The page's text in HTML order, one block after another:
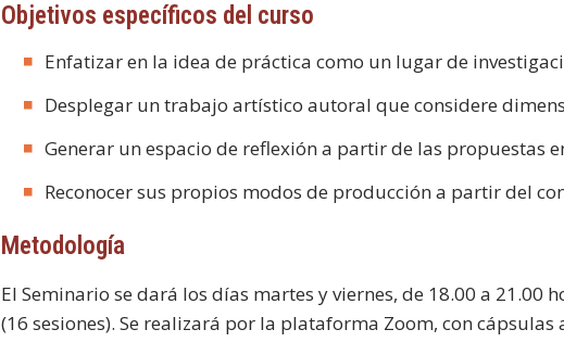
Objetivos específicos del curso
Enfatizar en la idea de práctica como un lugar de
Desplegar un trabajo artístico autoral que considere
Generar un espacio de reflexión a partir de las propuestas
Reconocer sus propios modos de producción a partir del
Metodología
El Seminario se dará los días martes y viernes, de 18.00 a 21.00
(16 sesiones). Se realizará por la plataforma Zoom, con